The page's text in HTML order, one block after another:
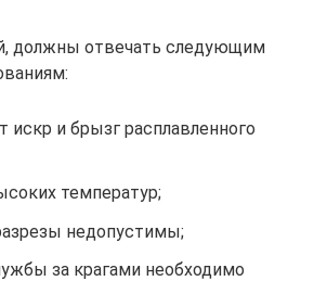
должны отвечать следующим
искр и брызг расплавленного
температур;
недопустимы;
за крагами необходимо